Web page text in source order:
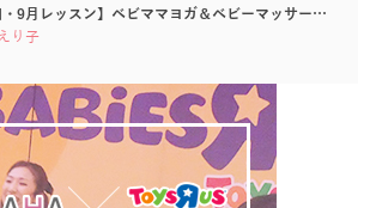
・9月レッスン】ベビママヨガ＆ベビーマッサー…
り子